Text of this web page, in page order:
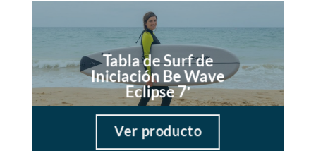
Tabla de Surf de
Iniciación Be Wave
Eclipse 7′
Ver producto